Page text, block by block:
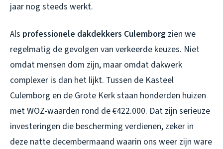
jaar nog steeds werkt.
Als professionele dakdekkers Culemborg zien we
regelmatig de gevolgen van verkeerde keuzes. Niet
omdat mensen dom zijn, maar omdat dakwerk
complexer is dan het lijkt. Tussen de Kasteel
Culemborg en de Grote Kerk staan honderden huizen
met WOZ-waarden rond de €422.000. Dat zijn serieuze
investeringen die bescherming verdienen, zeker in
deze natte decembermaand waarin ons weer zijn ware